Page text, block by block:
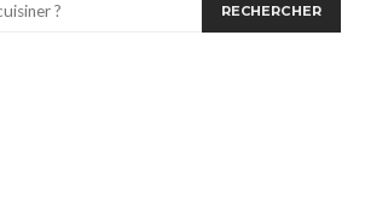
RECHERCHER